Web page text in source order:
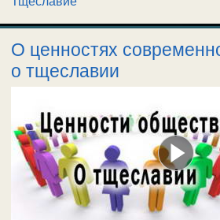
О ценностях
о тщеславии